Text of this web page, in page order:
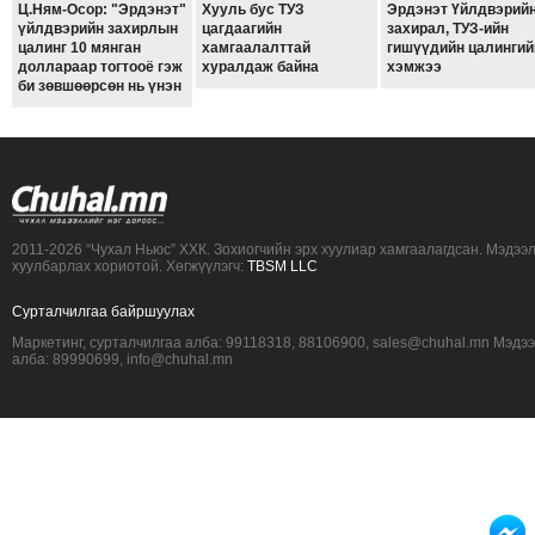
ТОЙРОНД
ЗӨРЧЛИЙН
ХУУЛИЙН
СОНГУУЛЬ-2017
Ц.Ням-Осор: "Эрдэнэт"
үйлдвэрийн захирлын
цалинг 10 мянган
доллараар тогтооё гэж
би зөвшөөрсөн нь үнэн
Хууль бус ТУЗ
цагдаагийн
хамгаалалттай
хуралдаж байна
Эрдэнэт
захирал, ТУЗ-ийн
гишүүдийн
хэмжээ
2011-2026 “Чухал Ньюс” ХХК. Зохиогчийн эрх хуулиар хамгаалагдсан.
хуулбарлах хориотой. Хөгжүүлэгч: TBSM LLC
Сурталчилгаа байршуулах
Маркетинг, сурталчилгаа алба: 99118318, 88106900, sales@chuhal.mn
алба: 89990699, info@chuhal.mn